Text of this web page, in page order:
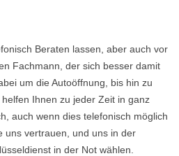
Beraten lassen, aber auch vor
Fachmann, der sich besser damit
um die Autoöffnung, bis hin zu
Ihnen zu jeder Zeit in ganz
auch wenn dies telefonisch möglich
uns vertrauen, und uns in der
in der Not wählen.